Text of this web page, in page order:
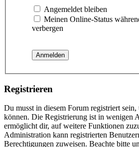
Angemeldet bleiben
Meinen Online-Status
verbergen
Registrieren
Du musst in diesem Forum registriert
können. Die Registrierung ist in wenigen
ermöglicht dir, auf weitere Funktionen
Administration kann registrierten
Berechtigungen zuweisen. Beachte bitte